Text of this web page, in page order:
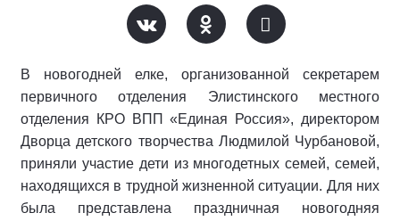
В новогодней елке, организованной секретарем
первичного отделения Элистинского местного
отделения КРО ВПП «Единая Россия», директором
Дворца детского творчества Людмилой Чурбановой,
приняли участие дети из многодетных семей, семей,
находящихся в трудной жизненной ситуации. Для них
была представлена праздничная новогодняя